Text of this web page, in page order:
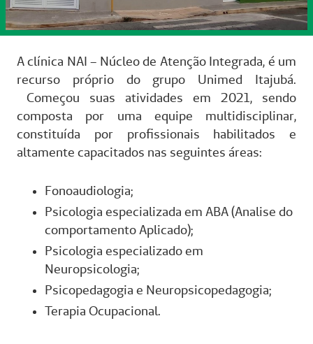
A clínica NAI – Núcleo de Atenção Integrada, é um
recurso próprio do grupo Unimed Itajubá.
Começou suas atividades em 2021, sendo
composta por uma equipe multidisciplinar,
constituída por profissionais habilitados e
altamente capacitados nas seguintes áreas:
Fonoaudiologia;
Psicologia especializada em ABA (Analise do
comportamento Aplicado);
Psicologia especializado em
Neuropsicologia;
Psicopedagogia e Neuropsicopedagogia;
Terapia Ocupacional.